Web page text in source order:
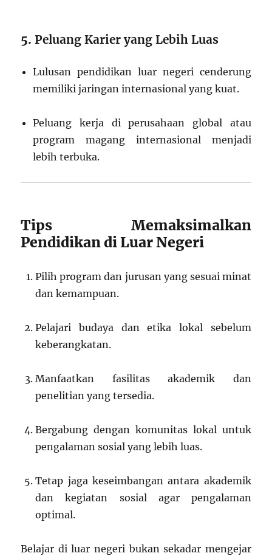
5.Peluang Karier yang Lebih Luas
Lulusan pendidikan luar negeri cenderung
memiliki jaringan internasional yang kuat.
Peluang kerja di perusahaan global atau
program magang internasional menjadi
lebih terbuka.
Tips Memaksimalkan
Pendidikan di Luar Negeri
Pilih program dan jurusan yang sesuai minat
dan kemampuan.
Pelajari budaya dan etika lokal sebelum
keberangkatan.
Manfaatkan fasilitas akademik dan
penelitian yang tersedia.
Bergabung dengan komunitas lokal untuk
pengalaman sosial yang lebih luas.
Tetap jaga keseimbangan antara akademik
dan kegiatan sosial agar pengalaman
optimal.
Belajar di luar negeri bukan sekadar mengejar